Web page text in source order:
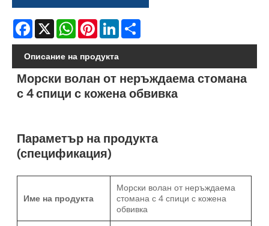
Facebook
X WhatsAppPinterestLinkedIn
Описание на продукта
Морски волан от неръждаема стомана
с 4 спици с кожена обвивка
Параметър на продукта
(спецификация)
Име на продукта
Морски волан от неръждаема
стомана с 4 спици с кожена
обвивка